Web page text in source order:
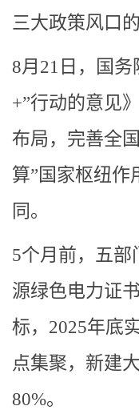
三大政策风口
8月21日，国
+”行动的意见
布局，完善全
算”国家枢纽作
同。
5个月前，五
源绿色电力证
标，2025年底
点集聚，新建
80%。